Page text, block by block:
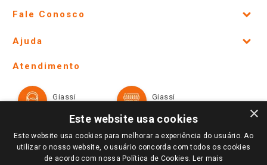
Fale Conosco
Lojas Físicas e Horários
Ofertas
Televendas
Notícias
Perguntas frequentes
Ajuda
Formas de Pagamento
Trocas e Devoluções
Atendimento
Giassi
Giassi
Redes Sociais
×
Este website usa cookies
Este website usa cookies para melhorar a experiência do usuário. Ao
utilizar o nosso website, o usuário concorda com todos os cookies
de acordo com nossa Política de Cookies. Ler mais